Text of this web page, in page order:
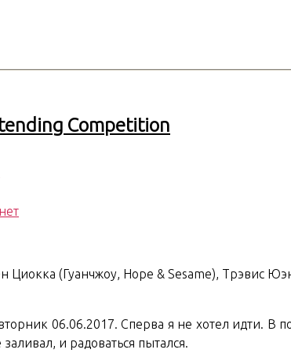
Competition
кнет
(Гуанчжоу, Hope & Sesame), Трэвис
06.06.2017. Сперва я не хотел идти. В
и радоваться пытался.